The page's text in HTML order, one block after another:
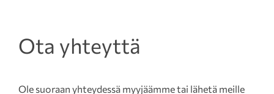
Ota yhteyttä
Ole suoraan yhteydessä myyjäämme tai lähetä meille